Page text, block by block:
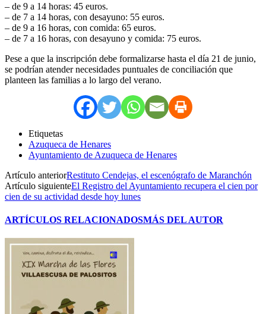
– de 9 a 14 horas: 45 euros.
– de 7 a 14 horas, con desayuno: 55 euros.
– de 9 a 16 horas, con comida: 65 euros.
– de 7 a 16 horas, con desayuno y comida: 75 euros.
Pese a que la inscripción debe formalizarse hasta el día 21 de junio,
se podrían atender necesidades puntuales de conciliación que
planteen las familias a lo largo del verano.
Etiquetas
Azuqueca de Henares
Ayuntamiento de Azuqueca de Henares
Artículo anteriorRestituto Cendejas, el escenógrafo de Maranchón
Artículo siguienteEl Registro del Ayuntamiento recupera el cien por
cien de su actividad desde hoy lunes
ARTÍCULOS RELACIONADOSMÁS DEL AUTOR